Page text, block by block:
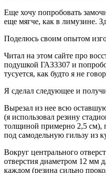
Еще хочу попробовать
еще мягче, как в лимузине.
Поделюсь своим опытом
Читал на этом сайте про
подушкой ГАЗ3307 и
тусуется, как будто я не
Я сделал следующее и
Вырезал из нее всю
(я использовал резину
толщиной примерно 2,5 см),
под самодельную гильзу из
Вокруг центрального
отверстия диаметром 12 мм
каждом (резина сильно